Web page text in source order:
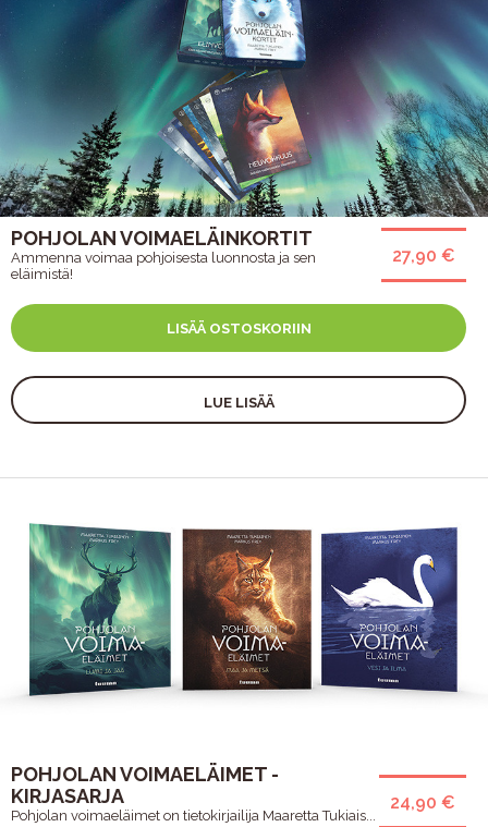
27,90 €
POHJOLAN VOIMAELÄINKORTIT
Ammenna voimaa pohjoisesta luonnosta ja sen
eläimistä!
LISÄÄ OSTOSKORIIN
LUE LISÄÄ
24,90 €
POHJOLAN VOIMAELÄIMET -
KIRJASARJA
Pohjolan voimaeläimet on tietokirjailija Maaretta Tukiais...